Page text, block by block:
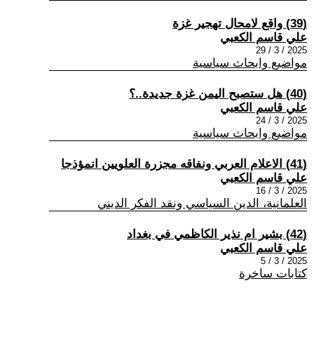
(39) واقع لامحال تهجير غزة
علي قاسم الكعبي
2025 / 3 / 29
مواضيع وابحاث سياسية
(40) هل ستصبح اليمن غزة جديدة..؟
علي قاسم الكعبي
2025 / 3 / 24
مواضيع وابحاث سياسية
(41) الاعلام العربي ونفاقه مجزرة العلويين انمؤذجا
علي قاسم الكعبي
2025 / 3 / 16
العلمانية، الدين السياسي ونقد الفكر الديني
(42) بشير ام نذير الكاظمي في بغداد
علي قاسم الكعبي
2025 / 3 / 5
كتابات ساخرة